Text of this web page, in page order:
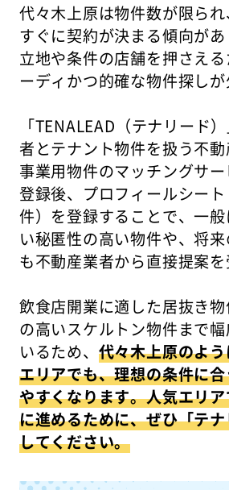
代々木上原は物件数が限ら
すぐに契約が決まる傾向が
立地や条件の店舗を押さえ
ーディかつ的確な物件探しが
「TENALEAD（テナリード
者とテナント物件を扱う不
事業用物件のマッチングサ
登録後、プロフィールシー
件）を登録することで、一
い秘匿性の高い物件や、将
も不動産業者から直接提案を
飲食店開業に適した居抜き
の高いスケルトン物件まで
いるため、 代々木上原のよ
エリアでも、理想の条件に
やすくなります。人気エリ
に進めるために、ぜひ「テ
してください。